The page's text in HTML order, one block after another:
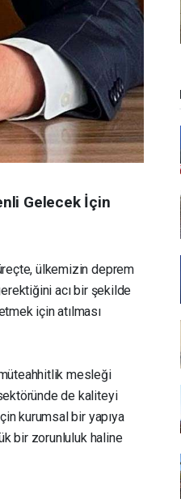
Gelecek İçin
ülkemizin deprem
acı bir şekilde
için atılması
mesleği
de kaliteyi
kurumsal bir yapıya
bir zorunluluk haline